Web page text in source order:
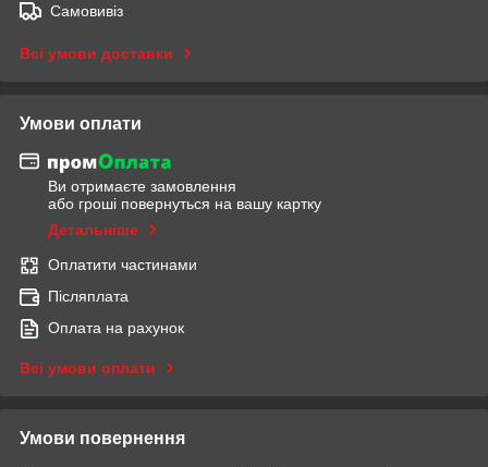
Самовивіз
Всі умови доставки
Умови оплати
Ви отримаєте замовлення
або гроші повернуться на вашу картку
Детальніше
Оплатити частинами
Післяплата
Оплата на рахунок
Всі умови оплати
Умови повернення